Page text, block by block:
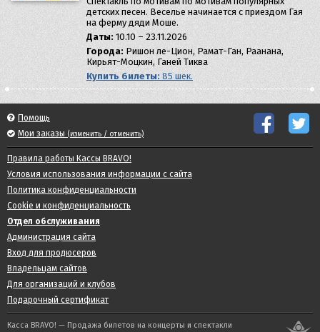
детских песен. Веселье начинается с приездом Гая
на ферму дяди Моше.
Даты: 10.10 – 23.11.2026
Города: Ришон ле-Цион, Рамат-Ган, Раанана,
Кирьят-Моцкин, Ганей Тиква
Купить билеты: 85 шек.
Помощь
Мои заказы (изменить / отменить)
Правила работы Кассы BRAVO!
Условия использования информации с сайта
Политика конфиденциальности
Cookie и конфиденциальность
Отдел обслуживания
Администрация сайта
Вход для продюсеров
Владельцам сайтов
Для организаций и клубов
Подарочный сертификат
Касса BRAVO! — Продажа билетов на концерты и спектакли